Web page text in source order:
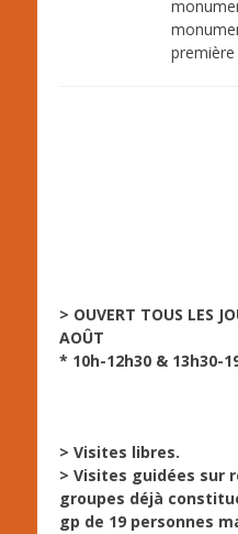
> OUVERT TOUS LES
AOÛT
* 10h-12h30 & 13h30-
> Visites libres.
> Visites guidées sur
groupes déjà
gp de 19 personnes